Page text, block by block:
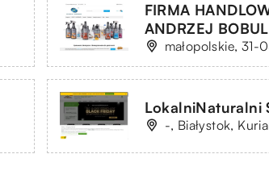
FIRMA
ANDRZEJ
małopolskie, 31-
LokalniNaturalni
-, Białystok,